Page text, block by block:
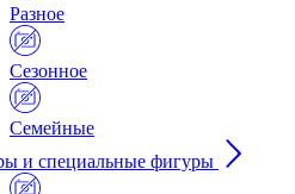
Разное
Сезонное
Семейные
и специальные фигуры